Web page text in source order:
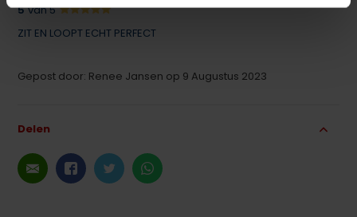
5 van 5
ZIT EN LOOPT ECHT PERFECT
Gepost door: Renee Jansen op 9 Augustus 2023
Delen